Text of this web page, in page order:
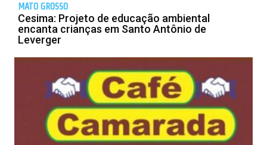
MATO GROSSO
Cesima: Projeto de educação ambiental
encanta crianças em Santo Antônio de
Leverger